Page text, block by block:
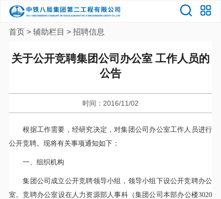
首页> 辅助栏目 > 招聘信息
关于公开竞聘集团公司办公室 工作人员的
公告
时间：2016/11/02
根据工作需要，经研究决定，对集团公司办公室工作人员进行
公开竞聘。现将有关事项通知如下：
一、组织机构
集团公司成立公开竞聘领导小组，领导小组下设公开竞聘办公
室。竞聘办公室设在人力资源部人事科（集团公司本部办公楼3020